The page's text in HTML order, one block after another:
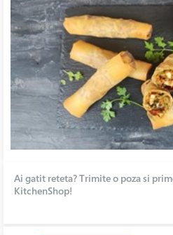
Ai gatit reteta? Trimite o poza si
KitchenShop!